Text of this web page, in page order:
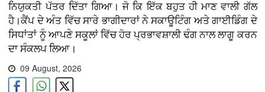
ਨਿਯੁਕਤੀ ਪੱਤਰ ਦਿੱਤਾ ਗਿਆ। ਜੋ ਕਿ ਇੱਕ ਬਹੁਤ ਹੀ ਮਾਣ ਵਾਲੀ ਗੱਲ
ਹੈ।ਕੈਂਪ ਦੇ ਅੰਤ ਵਿੱਚ ਸਾਰੇ ਭਾਗੀਦਾਰਾਂ ਨੇ ਸਕਾਊਟਿੰਗ ਅਤੇ ਗਾਈਡਿੰਗ ਦੇ
ਸਿਧਾਂਤਾਂ ਨੂੰ ਆਪਣੇ ਸਕੂਲਾਂ ਵਿੱਚ ਹੋਰ ਪ੍ਰਭਾਵਸ਼ਾਲੀ ਢੰਗ ਨਾਲ ਲਾਗੂ ਕਰਨ
ਦਾ ਸੰਕਲਪ ਲਿਆ।
09 August, 2026